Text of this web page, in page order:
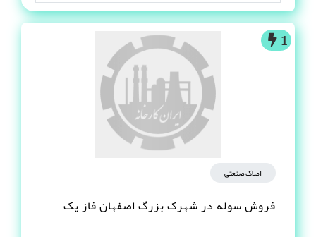
1
املاک صنعتی
فروش سوله در شهرک بزرگ اصفهان فاز یک